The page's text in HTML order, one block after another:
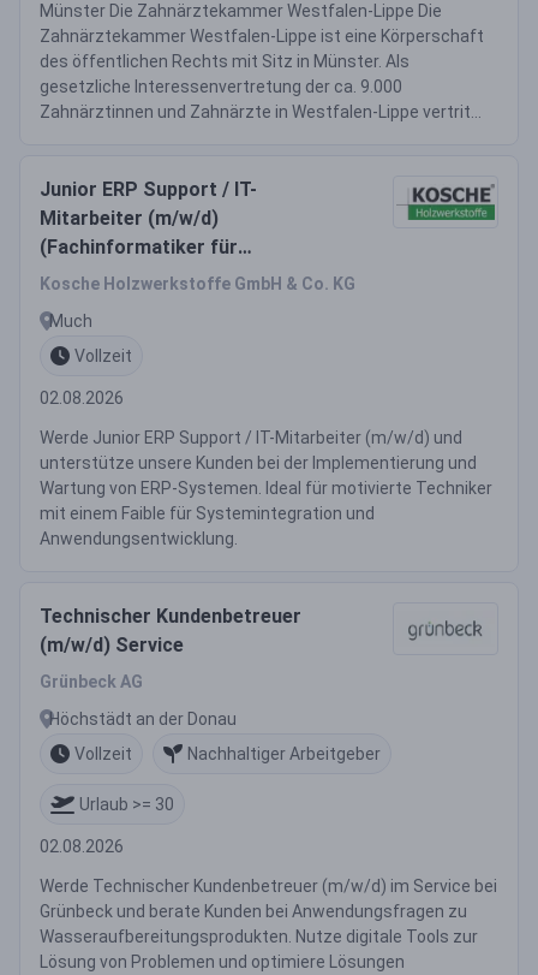
Münster Die Zahnärztekammer Westfalen-Lippe Die
Zahnärztekammer Westfalen-Lippe ist eine Körperschaft
des öffentlichen Rechts mit Sitz in Münster. Als
gesetzliche Interessenvertretung der ca. 9.000
Zahnärztinnen und Zahnärzte in Westfalen-Lippe vertrit...
Junior ERP Support / IT-
Mitarbeiter (m/w/d)
(Fachinformatiker für
Systemintegration,
Anwendungsentwicklung (m/w/d)
o. ä.)
Kosche Holzwerkstoffe GmbH & Co. KG
Much
Vollzeit
02.08.2026
Werde Junior ERP Support / IT-Mitarbeiter (m/w/d) und
unterstütze unsere Kunden bei der Implementierung und
Wartung von ERP-Systemen. Ideal für motivierte Techniker
mit einem Faible für Systemintegration und
Anwendungsentwicklung.
Technischer Kundenbetreuer
(m/w/d) Service
Grünbeck AG
Höchstädt an der Donau
Vollzeit
Nachhaltiger Arbeitgeber
Urlaub >= 30
02.08.2026
Werde Technischer Kundenbetreuer (m/w/d) im Service bei
Grünbeck und berate Kunden bei Anwendungsfragen zu
Wasseraufbereitungsprodukten. Nutze digitale Tools zur
Lösung von Problemen und optimiere Lösungen